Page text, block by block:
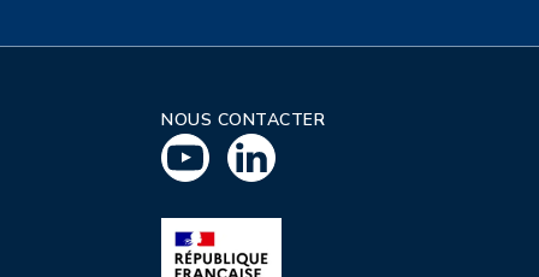
NOUS CONTACTER